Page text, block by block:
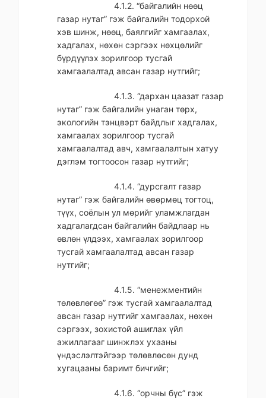
4.1.2. “байгалийн нөөц
газар нутаг” гэж байгалийн тодорхой
хэв шинж, нөөц, баялгийг хамгаалах,
хадгалах, нөхөн сэргээх нөхцөлийг
бүрдүүлэх зорилгоор тусгай
хамгаалалтад авсан газар нутгийг;
4.1.3. “дархан цаазат газар
нутаг” гэж байгалийн унаган төрх,
экологийн тэнцвэрт байдлыг хадгалах,
хамгаалах зорилгоор тусгай
хамгаалалтад авч, хамгаалалтын хатуу
дэглэм тогтоосон газар нутгийг;
4.1.4. “дурсгалт газар
нутаг” гэж байгалийн өвөрмөц тогтоц,
түүх, соёлын ул мөрийг уламжлагдан
хадгалагдсан байгалийн байдлаар нь
өвлөн үлдээх, хамгаалах зорилгоор
тусгай хамгаалалтад авсан газар
нутгийг;
4.1.5. “менежментийн
төлөвлөгөө” гэж тусгай хамгаалалтад
авсан газар нутгийг хамгаалах, нөхөн
сэргээх, зохистой ашиглах үйл
ажиллагааг шинжлэх ухааны
үндэслэлтэйгээр төлөвлөсөн дунд
хугацааны баримт бичгийг;
4.1.6. “орчны бүс” гэж